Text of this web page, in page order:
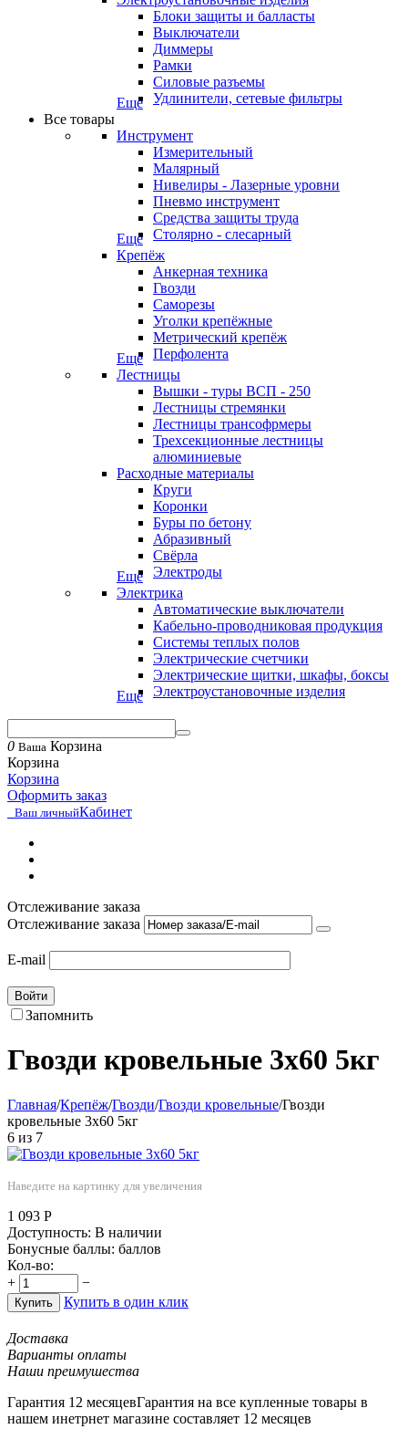
Блоки защиты и балласты
Выключатели
Диммеры
Рамки
Силовые разъемы
Удлинители, сетевые фильтры
Еще
Все товары
Инструмент
Измерительный
Малярный
Нивелиры - Лазерные уровни
Пневмо инструмент
Средства защиты труда
Столярно - слесарный
Еще
Крепёж
Анкерная техника
Гвозди
Саморезы
Уголки крепёжные
Метрический крепёж
Перфолента
Еще
Лестницы
Вышки - туры ВСП - 250
Лестницы стремянки
Лестницы трансофрмеры
Трехсекционные лестницы
алюминиевые
Расходные материалы
Круги
Коронки
Буры по бетону
Абразивный
Свёрла
Электроды
Еще
Электрика
Автоматические выключатели
Кабельно-проводниковая продукция
Системы теплых полов
Электрические счетчики
Электрические щитки, шкафы, боксы
Электроустановочные изделия
Еще
0 Ваша Корзина
Корзина
Корзина
Оформить заказ
Ваш личныйКабинет
Отслеживание заказа
Отслеживание заказа
E-mail
Войти
Запомнить
Гвозди кровельные 3х60 5кг
Главная/Крепёж/Гвозди/Гвозди кровельные/Гвозди
кровельные 3х60 5кг
6 из 7
Наведите на картинку для увеличения
1 093 Р
Доступность: В наличии
Бонусные баллы: баллов
Кол-во:
+
−
Купить Купить в один клик
Доставка
Варианты оплаты
Наши преимушества
Гарантия 12 месяцевГарантия на все купленные товары в
нашем инетрнет магазине составляет 12 месяцев